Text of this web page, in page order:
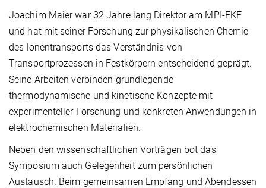
Joachim Maier war 32 Jahre lang Direktor am MPI-FKF
und hat mit seiner Forschung zur physikalischen Chemie
des Ionentransports das Verständnis von
Transportprozessen in Festkörpern entscheidend geprägt.
Seine Arbeiten verbinden grundlegende
thermodynamische und kinetische Konzepte mit
experimenteller Forschung und konkreten Anwendungen in
elektrochemischen Materialien.
Neben den wissenschaftlichen Vorträgen bot das
Symposium auch Gelegenheit zum persönlichen
Austausch. Beim gemeinsamen Empfang und Abendessen